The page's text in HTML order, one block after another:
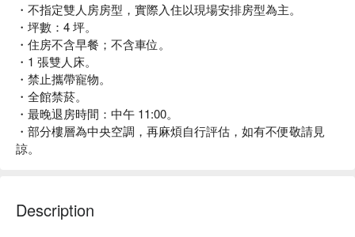
・不指定雙人房房型，實際入住以現場安排房型為主。
・坪數：4 坪。
・住房不含早餐；不含車位。
・1 張雙人床。
・禁止攜帶寵物。
・全館禁菸。
・最晚退房時間：中午 11:00。
・部分樓層為中央空調，再麻煩自行評估，如有不便敬請見
諒。
Description